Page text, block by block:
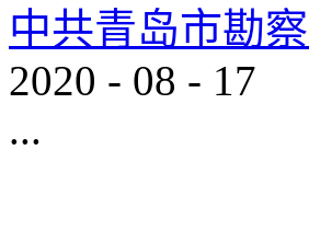
中共青岛市勘
2020 - 08 - 17
...